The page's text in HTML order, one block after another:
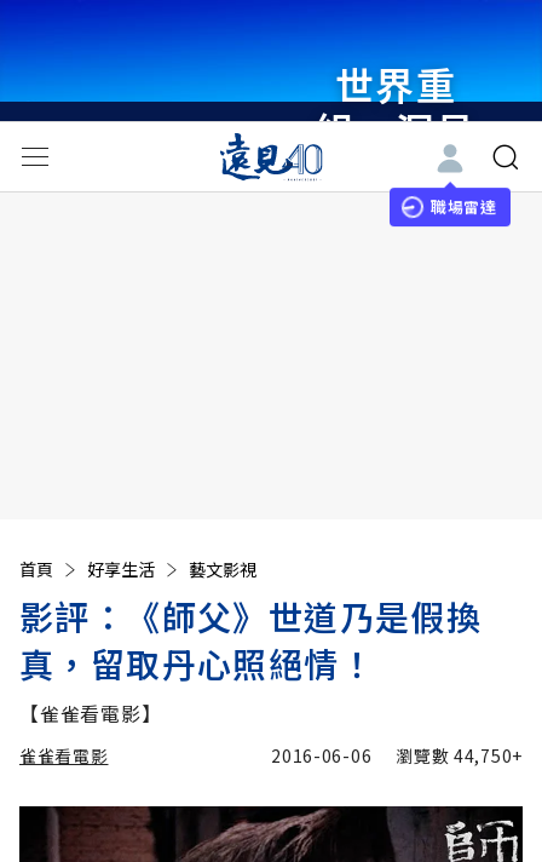
世界重
組・洞見
未來 與
世界領袖
職場雷達
首頁 好享生活 藝文影視
影評：《師父》世道乃是假換
真，留取丹心照絕情！
【雀雀看電影】
雀雀看電影 2016-06-06 瀏覽數44,750+